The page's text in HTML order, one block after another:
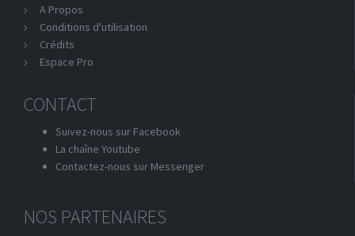
A Propos
Conditions d'utilisation
Crédits
Espace Pro
CONTACT
Suivez-nous sur Facebook
La chaîne Youtube
Contactez-nous sur Messenger
NOS PARTENAIRES